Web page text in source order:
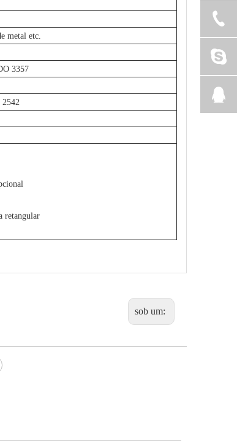
metal etc.
3357
retangular
sob um: